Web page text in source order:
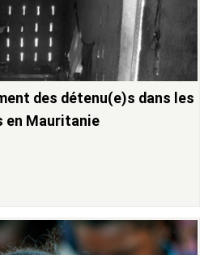
des détenu(e)s dans les
en Mauritanie